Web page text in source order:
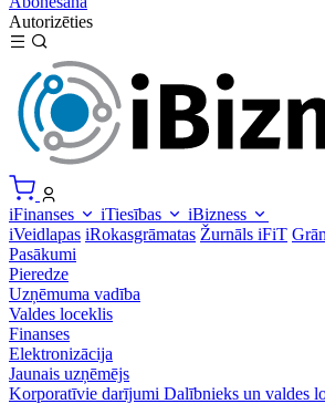
Autorizēties
iFinanses iTiesības
iBizness
iVeidlapas iRokasgrāmatas Žurnāls iFiT
Pasākumi
Pieredze
Uzņēmuma vadība
Valdes loceklis
Finanses
Elektronizācija
Jaunais uzņēmējs
Korporatīvie darījumi Dalībnieks un valdes